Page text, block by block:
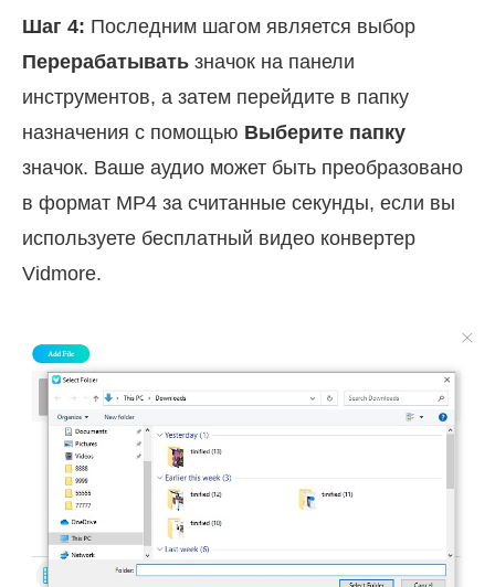
Шаг 4: Последним шагом является выбор
Перерабатывать значок на панели
инструментов, а затем перейдите в папку
назначения с помощью Выберите папку
значок. Ваше аудио может быть преобразовано
в формат MP4 за считанные секунды, если вы
используете бесплатный видео конвертер
Vidmore.